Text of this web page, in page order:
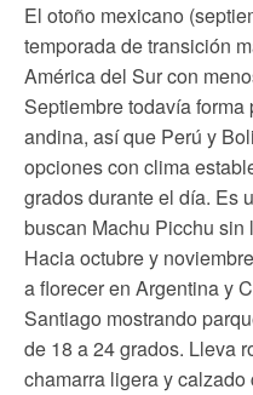
El otoño mexicano
temporada de transición
América del Sur con
Septiembre todavía
andina, así que Perú y
opciones con clima
grados durante el día. Es
buscan Machu Picchu
Hacia octubre y
a florecer en Argentina y
Santiago mostrando
de 18 a 24 grados. Lleva
chamarra ligera y calzado